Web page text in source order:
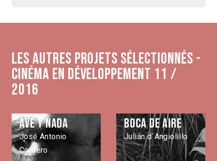
Les autres projets sélectionnés -
Cinéma en développement 11 /
2016
Ave y nada
José Antonio
Cordero
Boca de aire
Julián d´Angiolillo